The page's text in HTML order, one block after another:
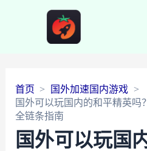
首页
国外加速国内游戏
国外可以玩国内的和平精英吗
全链条指南
国外可以玩国